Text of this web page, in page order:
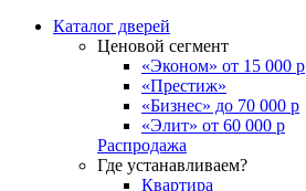
Каталог дверей
Ценовой сегмент
«Эконом» от 15 000 р
«Престиж»
«Бизнес» до 70 000 р
«Элит» от 60 000 р
Распродажа
Где устанавливаем?
Квартира